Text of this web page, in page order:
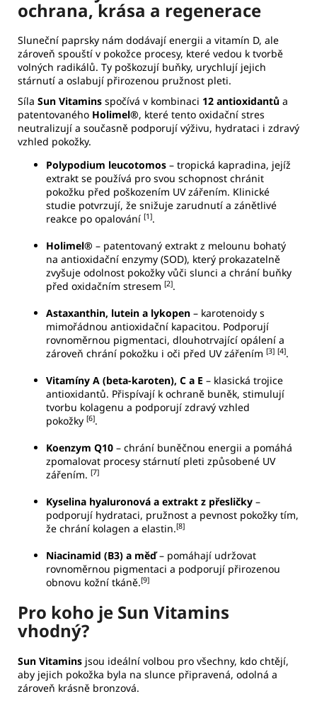
ochrana, krása a regenerace
Sluneční paprsky nám dodávají energii a vitamín D, ale
zároveň spouští v pokožce procesy, které vedou k tvorbě
volných radikálů. Ty poškozují buňky, urychlují jejich
stárnutí a oslabují přirozenou pružnost pleti.
Síla Sun Vitamins spočívá v kombinaci 12 antioxidantů a
patentovaného Holimel®, které tento oxidační stres
neutralizují a současně podporují výživu, hydrataci i zdravý
vzhled pokožky.
Polypodium leucotomos – tropická kapradina, jejíž
extrakt se používá pro svou schopnost chránit
pokožku před poškozením UV zářením. Klinické
studie potvrzují, že snižuje zarudnutí a zánětlivé
reakce po opalování [1].
Holimel® – patentovaný extrakt z melounu bohatý
na antioxidační enzymy (SOD), který prokazatelně
zvyšuje odolnost pokožky vůči slunci a chrání buňky
před oxidačním stresem [2].
Astaxanthin, lutein a lykopen – karotenoidy s
mimořádnou antioxidační kapacitou. Podporují
rovnoměrnou pigmentaci, dlouhotrvající opálení a
zároveň chrání pokožku i oči před UV zářením [3] [4].
Vitamíny A (beta-karoten), C a E – klasická trojice
antioxidantů. Přispívají k ochraně buněk, stimulují
tvorbu kolagenu a podporují zdravý vzhled
pokožky [6].
Koenzym Q10 – chrání buněčnou energii a pomáhá
zpomalovat procesy stárnutí pleti způsobené UV
zářením. [7]
Kyselina hyaluronová a extrakt z přesličky –
podporují hydrataci, pružnost a pevnost pokožky tím,
že chrání kolagen a elastin.[8]
Niacinamid (B3) a měď– pomáhají udržovat
rovnoměrnou pigmentaci a podporují přirozenou
obnovu kožní tkáně.[9]
Pro koho je Sun Vitamins
vhodný?
Sun Vitamins jsou ideální volbou pro všechny, kdo chtějí,
aby jejich pokožka byla na slunce připravená, odolná a
zároveň krásně bronzová.